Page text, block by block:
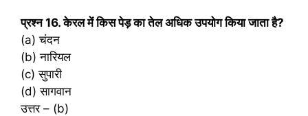
प्रश्‍न 16. केरल में किस पेड़ का तेल अधिक उपयोग किया जाता है?
(a) चंदन
(b) नारियल
(c) सुपारी
(d) सागवान
उत्तर – (b)